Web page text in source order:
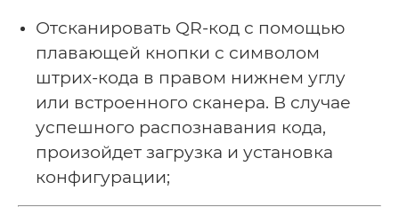
Отсканировать QR-код с помощью
плавающей кнопки с символом
штрих-кода в правом нижнем углу
или встроенного сканера. В случае
успешного распознавания кода,
произойдет загрузка и установка
конфигурации;